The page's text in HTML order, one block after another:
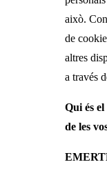
això.
de
altres
a través
Qui és
de les